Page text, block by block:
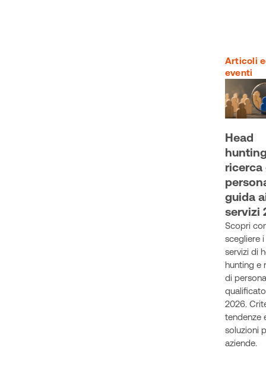
Articoli
eventi
Head
ricerca
guida
servizi
Scopri
scegliere
servizi di
hunting e
di
2026.
tendenze
soluzioni
aziende.